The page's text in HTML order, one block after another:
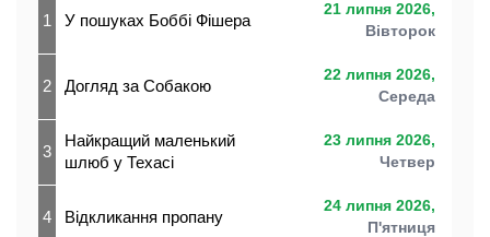
1 У пошуках Боббі Фішера
21 липня 2026,
Вівторок
2 Догляд за Собакою
22 липня 2026,
Середа
3
Найкращий маленький
шлюб у Техасі
23 липня 2026,
Четвер
4 Відкликання пропану
24 липня 2026,
П'ятниця